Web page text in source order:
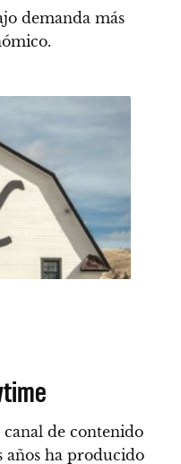
demanda más
canal de contenido
años ha producido